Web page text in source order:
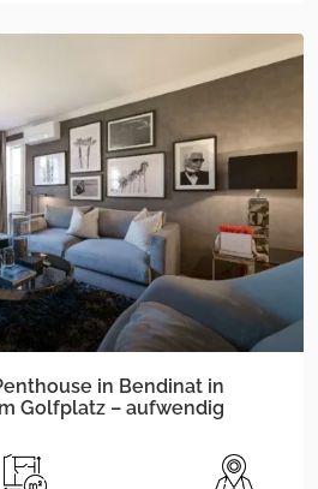
in Bendinat in
Golfplatz – aufwendig